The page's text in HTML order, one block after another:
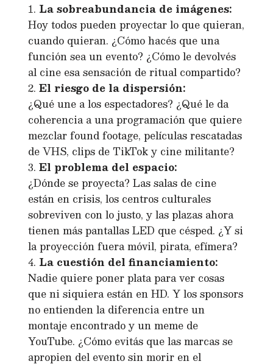
La sobreabundancia de imágenes:
Hoy todos pueden proyectar lo que quieran,
cuando quieran. ¿Cómo hacés que una
función sea un evento? ¿Cómo le devolvés
al cine esa sensación de ritual compartido?
El riesgo de la dispersión:
¿Qué une a los espectadores? ¿Qué le da
coherencia a una programación que quiere
mezclar found footage, películas rescatadas
de VHS, clips de TikTok y cine militante?
El problema del espacio:
¿Dónde se proyecta? Las salas de cine
están en crisis, los centros culturales
sobreviven con lo justo, y las plazas ahora
tienen más pantallas LED que césped. ¿Y si
la proyección fuera móvil, pirata, efímera?
La cuestión del financiamiento:
Nadie quiere poner plata para ver cosas
que ni siquiera están en HD. Y los sponsors
no entienden la diferencia entre un
montaje encontrado y un meme de
YouTube. ¿Cómo evitás que las marcas se
apropien del evento sin morir en el